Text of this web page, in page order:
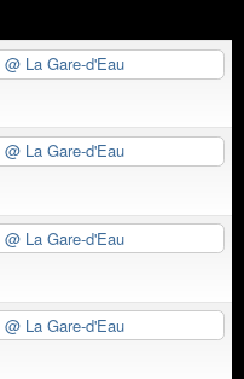
@ La Gare-d'Eau
@ La Gare-d'Eau
@ La Gare-d'Eau
@ La Gare-d'Eau